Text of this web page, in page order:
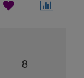
8